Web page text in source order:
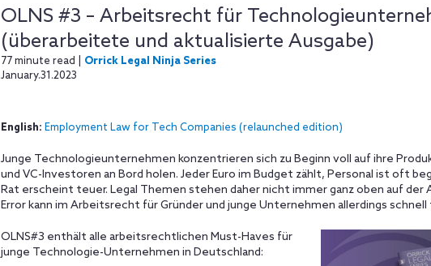
OLNS #3 – Arbeitsrecht für
(überarbeitete und aktualisierte Ausgabe)
77 minute read | Orrick Legal Ninja Series
January.31.2023
English: Employment Law for Tech Companies (relaunched edition)
Junge Technologieunternehmen konzentrieren sich zu Beginn voll auf ihre
und VC-Investoren an Bord holen. Jeder Euro im Budget zählt, Personal ist oft
Rat erscheint teuer. Legal Themen stehen daher nicht immer ganz oben auf der
Error kann im Arbeitsrecht für Gründer und junge Unternehmen allerdings
OLNS#3 enthält alle arbeitsrechtlichen Must-Haves für
junge Technologie-Unternehmen in Deutschland: